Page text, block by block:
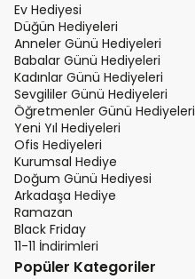
Ev Hediyesi
Düğün Hediyeleri
Anneler Günü Hediyeleri
Babalar Günü Hediyeleri
Kadınlar Günü Hediyeleri
Sevgililer Günü Hediyeleri
Öğretmenler Günü Hediyeleri
Yeni Yıl Hediyeleri
Ofis Hediyeleri
Kurumsal Hediye
Doğum Günü Hediyesi
Arkadaşa Hediye
Ramazan
Black Friday
11-11 İndirimleri
Popüler Kategoriler